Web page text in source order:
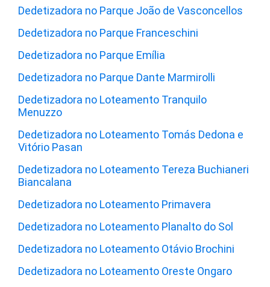
Dedetizadora no Parque João de Vasconcellos
Dedetizadora no Parque Franceschini
Dedetizadora no Parque Emília
Dedetizadora no Parque Dante Marmirolli
Dedetizadora no Loteamento Tranquilo
Menuzzo
Dedetizadora no Loteamento Tomás Dedona e
Vitório Pasan
Dedetizadora no Loteamento Tereza Buchianeri
Biancalana
Dedetizadora no Loteamento Primavera
Dedetizadora no Loteamento Planalto do Sol
Dedetizadora no Loteamento Otávio Brochini
Dedetizadora no Loteamento Oreste Ongaro